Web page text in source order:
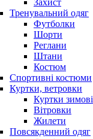
Захист
Тренувальний одяг
Футболки
Шорти
Реглани
Штани
Костюм
Спортивні костюми
Куртки, ветровки
Куртки зимові
Вітровки
Жилети
Повсякденний одяг